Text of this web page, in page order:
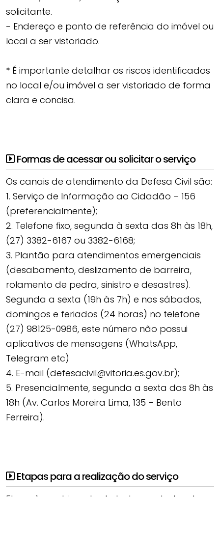
solicitante.
- Endereço e ponto de referência do imóvel ou
local a ser vistoriado.
* É importante detalhar os riscos identificados
no local e/ou imóvel a ser vistoriado de forma
clara e concisa.
Formas de acessar ou solicitar o serviço
Os canais de atendimento da Defesa Civil são:
1. Serviço de Informação ao Cidadão – 156
(preferencialmente);
2. Telefone fixo, segunda à sexta das 8h às 18h,
(27) 3382-6167 ou 3382-6168;
3. Plantão para atendimentos emergenciais
(desabamento, deslizamento de barreira,
rolamento de pedra, sinistro e desastres).
Segunda a sexta (19h às 7h) e nos sábados,
domingos e feriados (24 horas) no telefone
(27) 98125-0986, este número não possui
aplicativos de mensagens (WhatsApp,
Telegram etc)
4. E-mail (defesacivil@vitoria.es.gov.br);
5. Presencialmente, segunda a sexta das 8h às
18h (Av. Carlos Moreira Lima, 135 – Bento
Ferreira).
Etapas para a realização do serviço
Etapa 1: recebimento de todos os dados da